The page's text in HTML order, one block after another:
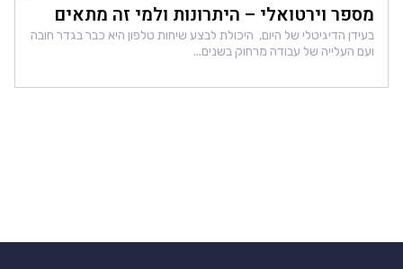
מספר וירטואלי – היתרונות ולמי זה מתאים
בעידן הדיגיטלי של היום, היכולת לבצע שיחות טלפון היא כבר בגדר חובה
ועם העלייה של עבודה מרחוק בשנים...